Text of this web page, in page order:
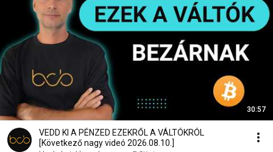
30:57
VEDD KI A PÉNZED EZEKRŐL A VÁLTÓKRÓL
[Következő nagy videó 2026.08.10.]